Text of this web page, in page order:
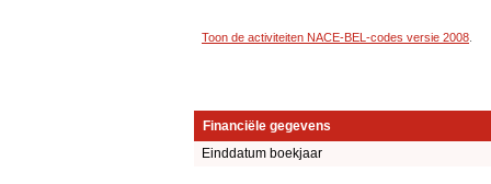
Toon de activiteiten NACE-BEL-codes versie 2008
Financiële gegevens
Einddatum boekjaar